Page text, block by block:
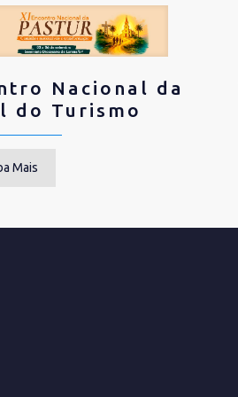
Nacional da
do Turismo
Mais